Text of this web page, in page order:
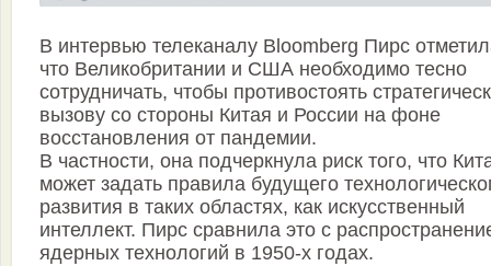
В интервью телеканалу Bloomberg Пирс
что Великобритании и США необходимо тесно
сотрудничать, чтобы противостоять
вызову со стороны Китая и России на фоне
восстановления от пандемии.
В частности, она подчеркнула риск того, что
может задать правила будущего
развития в таких областях, как искусственный
интеллект. Пирс сравнила это с
ядерных технологий в 1950-х годах.